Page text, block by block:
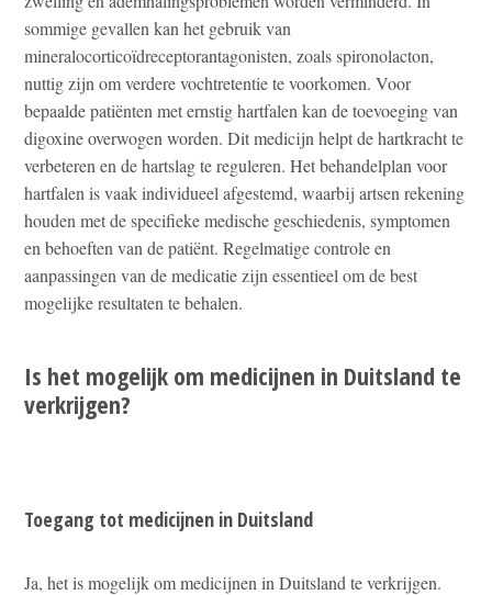
sommige gevallen kan het gebruik van
mineralocorticoïdreceptorantagonisten, zoals spironolacton,
nuttig zijn om verdere vochtretentie te voorkomen. Voor
bepaalde patiënten met ernstig hartfalen kan de toevoeging van
digoxine overwogen worden. Dit medicijn helpt de hartkracht te
verbeteren en de hartslag te reguleren. Het behandelplan voor
hartfalen is vaak individueel afgestemd, waarbij artsen rekening
houden met de specifieke medische geschiedenis, symptomen
en behoeften van de patiënt. Regelmatige controle en
aanpassingen van de medicatie zijn essentieel om de best
mogelijke resultaten te behalen.
Is het mogelijk om medicijnen in Duitsland te
verkrijgen?
Toegang tot medicijnen in Duitsland
Ja, het is mogelijk om medicijnen in Duitsland te verkrijgen.